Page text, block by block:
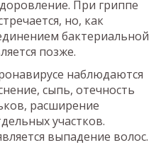
При гриппе
но, как
бактериальной
позже.
наблюдаются
сыпь, отечность
расширение
участков.
выпадение волос.